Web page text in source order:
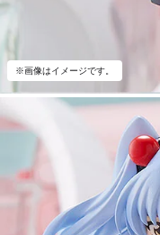
※画像はイメージです。